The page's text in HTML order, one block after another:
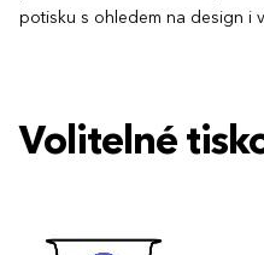
potisku s ohledem na design i
Volitelné